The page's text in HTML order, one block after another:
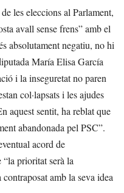
les eleccions al Parlament,
avall sense frens” amb el
absolutament negatiu, no hi
María Elisa García
i la inseguretat no paren
col·lapsats i les ajudes
aquest sentit, ha reblat que
abandonada pel PSC”.
acord de
“la prioritat serà la
amb la seva idea